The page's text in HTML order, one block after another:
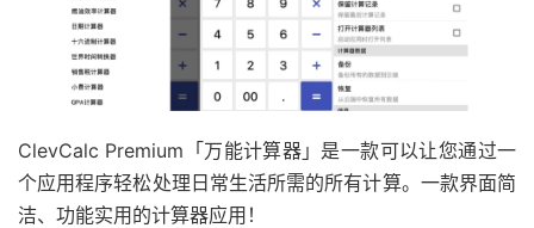
ClevCalc Premium「万能计算器」是一款可以让您通过一
个应用程序轻松处理日常生活所需的所有计算。一款界面简
洁、功能实用的计算器应用！